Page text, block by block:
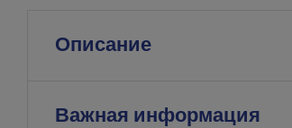
Описание
Важная информация